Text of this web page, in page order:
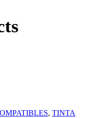
, TINTA